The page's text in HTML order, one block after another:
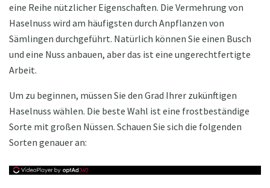
eine Reihe nützlicher Eigenschaften. Die Vermehrung von
Haselnuss wird am häufigsten durch Anpflanzen von
Sämlingen durchgeführt. Natürlich können Sie einen Busch
und eine Nuss anbauen, aber das ist eine ungerechtfertigte
Arbeit.
Um zu beginnen, müssen Sie den Grad Ihrer zukünftigen
Haselnuss wählen. Die beste Wahl ist eine frostbeständige
Sorte mit großen Nüssen. Schauen Sie sich die folgenden
Sorten genauer an: